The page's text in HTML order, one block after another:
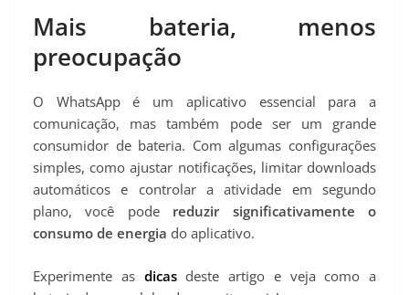
Mais bateria, menos
preocupação
O WhatsApp é um aplicativo essencial para a
comunicação, mas também pode ser um grande
consumidor de bateria. Com algumas configurações
simples, como ajustar notificações, limitar downloads
automáticos e controlar a atividade em segundo
plano, você pode reduzir significativamente o
consumo de energia do aplicativo.
Experimente as dicasdeste artigo e veja como a